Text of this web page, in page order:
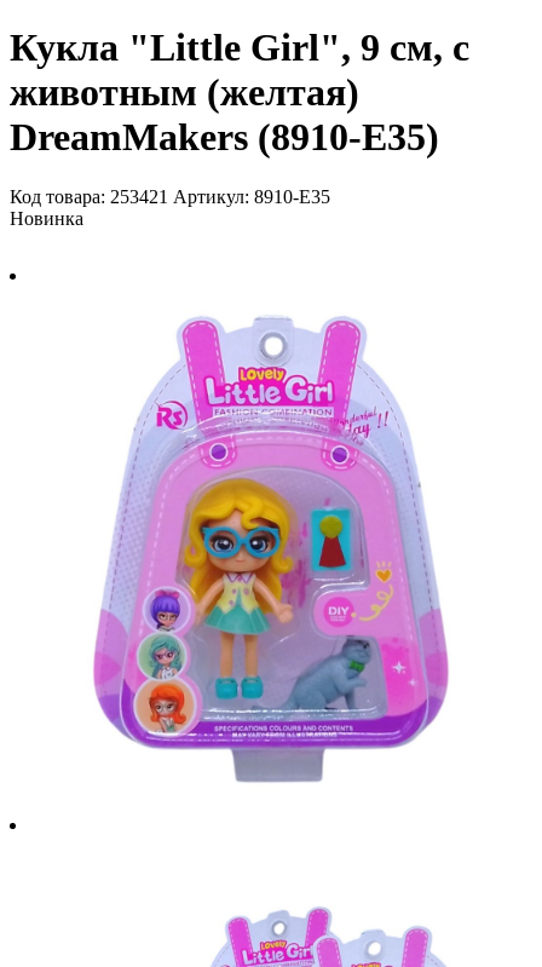
Кукла "Little Girl", 9 см, с
животным (желтая)
DreamMakers (8910-E35)
Код товара: 253421 Артикул: 8910-E35
Новинка